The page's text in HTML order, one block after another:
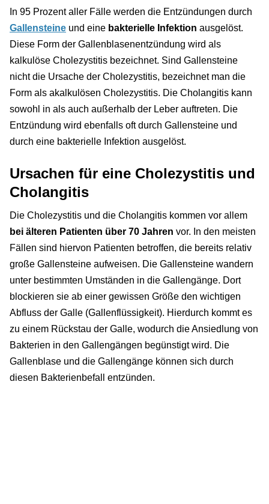
In 95 Prozent aller Fälle werden die Entzündungen durch
Gallensteine und eine bakterielle Infektion ausgelöst.
Diese Form der Gallenblasenentzündung wird als
kalkulöse Cholezystitis bezeichnet. Sind Gallensteine
nicht die Ursache der Cholezystitis, bezeichnet man die
Form als akalkulösen Cholezystitis. Die Cholangitis kann
sowohl in als auch außerhalb der Leber auftreten. Die
Entzündung wird ebenfalls oft durch Gallensteine und
durch eine bakterielle Infektion ausgelöst.
Ursachen für eine Cholezystitis und
Cholangitis
Die Cholezystitis und die Cholangitis kommen vor allem
bei älteren Patienten über 70 Jahren vor. In den meisten
Fällen sind hiervon Patienten betroffen, die bereits relativ
große Gallensteine aufweisen. Die Gallensteine wandern
unter bestimmten Umständen in die Gallengänge. Dort
blockieren sie ab einer gewissen Größe den wichtigen
Abfluss der Galle (Gallenflüssigkeit). Hierdurch kommt es
zu einem Rückstau der Galle, wodurch die Ansiedlung von
Bakterien in den Gallengängen begünstigt wird. Die
Gallenblase und die Gallengänge können sich durch
diesen Bakterienbefall entzünden.